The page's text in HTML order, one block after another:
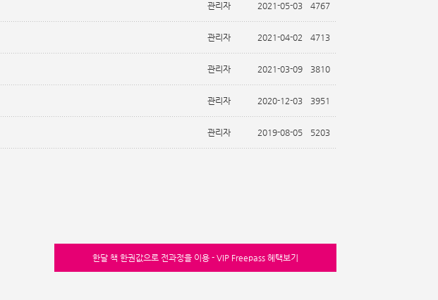
관리자 2021-05-03 4767
관리자 2021-04-02 4713
관리자 2021-03-09 3810
관리자 2020-12-03 3951
관리자 2019-08-05 5203
한달 책 한권값으로 전과정을 이용 - VIP Freepass 혜택보기